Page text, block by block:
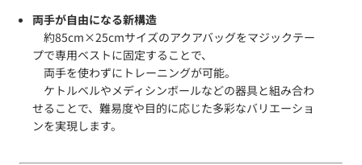
両手が自由になる新構造
約85cm×25cmサイズのアクアバッグをマジックテー
プで専用ベストに固定することで、
両手を使わずにトレーニングが可能。
ケトルベルやメディシンボールなどの器具と組み合わ
せることで、難易度や目的に応じた多彩なバリエーショ
ンを実現します。